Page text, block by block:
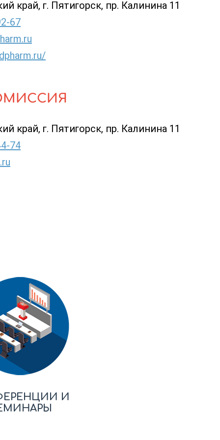
край, г. Пятигорск, пр. Калинина 11
67
край, г. Пятигорск, пр. Калинина 11
74
И